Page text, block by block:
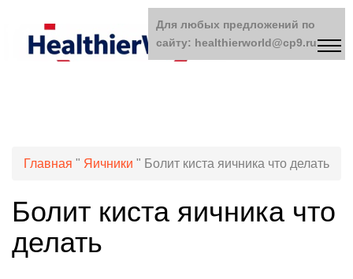
Главная " Яичники " Болит киста яичника что делать
Болит киста яичника что
делать
Для любых предложений по
сайту: healthierworld@cp9.ru